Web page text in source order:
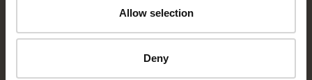
Allow selection
Deny
Hakemisto